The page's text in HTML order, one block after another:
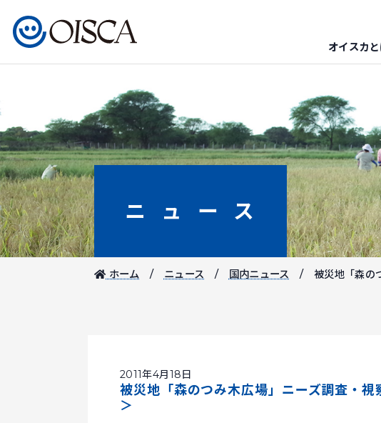
オイスカ
ニュース
ホーム ニュース 国内ニュース 被災地「森
2011年4月18日
被災地「森のつみ木広場」ニーズ調査
＞